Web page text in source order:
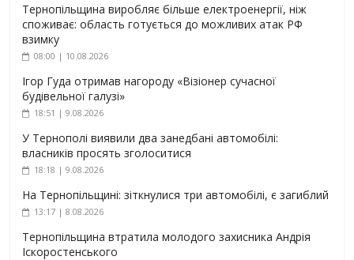
Тернопільщина виробляє більше електроенергії, ніж
споживає: область готується до можливих атак РФ
взимку
08:00 | 10.08.2026
Ігор Гуда отримав нагороду «Візіонер сучасної
будівельної галузі»
18:51 | 9.08.2026
У Тернополі виявили два занедбані автомобілі:
власників просять зголоситися
18:18 | 9.08.2026
На Тернопільщині: зіткнулися три автомобілі, є загиблий
13:17 | 8.08.2026
Тернопільщина втратила молодого захисника Андрія
Іскоростенського